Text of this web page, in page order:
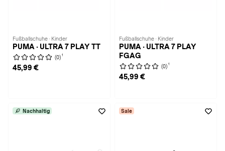
Fußballschuhe · Kinder
PUMA · ULTRA 7 PLAY TT
(0) 1
45,99 €
Fußballschuhe · Kinder
PUMA · ULTRA 7 PLAY
FGAG
(0) 1
45,99 €
Nachhaltig Sale